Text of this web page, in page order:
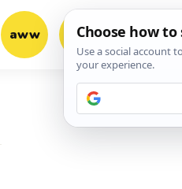
aww vrh! woot?!